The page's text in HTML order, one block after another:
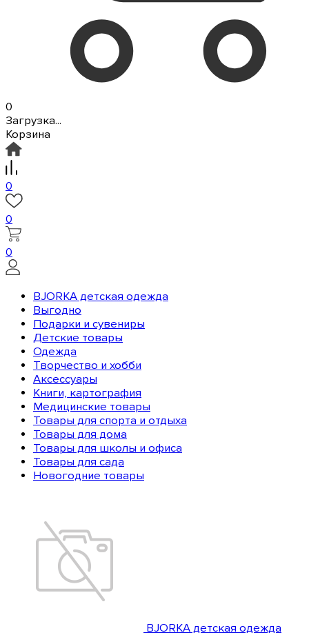
0
Загрузка...
Корзина
0
0
0
BJORKA детская одежда
Выгодно
Подарки и сувениры
Детские товары
Одежда
Творчество и хобби
Аксессуары
Книги, картография
Медицинские товары
Товары для спорта и отдыха
Товары для дома
Товары для школы и офиса
Товары для сада
Новогодние товары
BJORKA детская одежда